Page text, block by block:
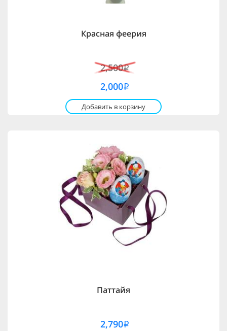
Красная феерия
2,500i
2,000i
Добавить в корзину
Паттайя
2,790i